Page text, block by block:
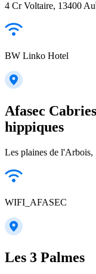
4 Cr Voltaire, 13400
BW Linko Hotel
Afasec
hippiques
Les plaines de l'Arbois,
WIFI_AFASEC
Les 3 Palmes